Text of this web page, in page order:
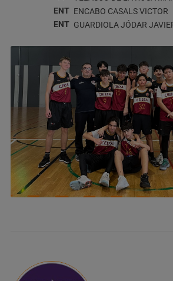
ENT ENCABO CASALS VICTOR
ENT GUARDIOLA JÓDAR